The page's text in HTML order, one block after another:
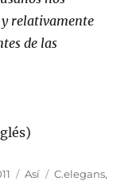
relativamente
de las
Categories
Así Tags
C.elegans,